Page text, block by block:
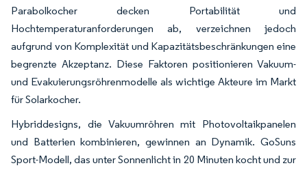
Parabolkocher decken Portabilität und
Hochtemperaturanforderungen ab, verzeichnen jedoch
aufgrund von Komplexität und Kapazitätsbeschränkungen eine
begrenzte Akzeptanz. Diese Faktoren positionieren Vakuum-
und Evakuierungsröhrenmodelle als wichtige Akteure im Markt
für Solarkocher.
Hybriddesigns, die Vakuumröhren mit Photovoltaikpanelen
und Batterien kombinieren, gewinnen an Dynamik. GoSuns
Sport-Modell, das unter Sonnenlicht in 20 Minuten kocht und zur